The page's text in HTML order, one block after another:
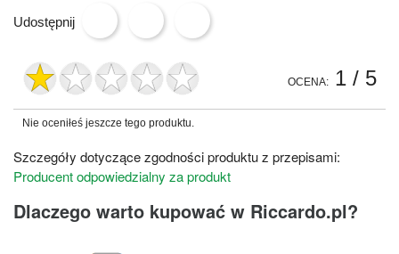
Udostępnij
OCENA: 1 / 5
Nie oceniłeś jeszcze tego produktu.
Szczegóły dotyczące zgodności produktu z przepisami:
Producent odpowiedzialny za produkt
Dlaczego warto kupować w Riccardo.pl?